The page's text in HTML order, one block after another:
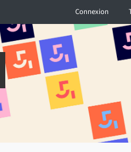
Connexion